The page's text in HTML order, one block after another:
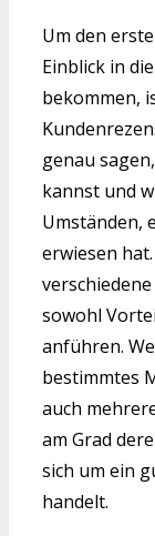
Um den
Einblick in
bekommen,
genau
kannst und
Umständen,
erwiesen
sowohl
anführen.
bestimmtes
auch
am Grad
sich um ein
handelt.